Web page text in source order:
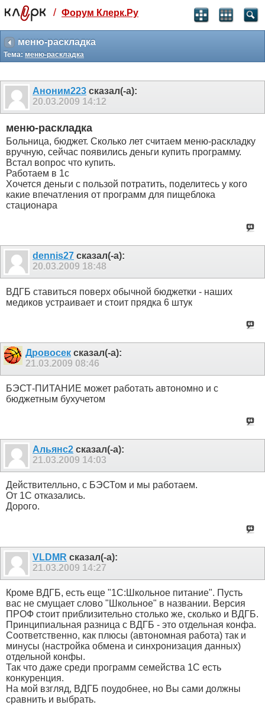
Святые угодники, Клерк без рекламы
прекрасен:)
месяц
3 месяца
259
₽
-10%
499 ₽
-15%
Отмена Оплатить
/ Форум Клерк.Ру
меню-раскладка
Тема: меню-раскладка
Аноним223 сказал(-а):
20.03.2009 14:12
меню-раскладка
Больница, бюджет. Сколько лет считаем меню-раскладку
вручную, сейчас появились деньги купить программу.
Встал вопрос что купить.
Работаем в 1с
Хочется деньги с пользой потратить, поделитесь у кого
какие впечатления от программ для пищеблока
стационара
dennis27 сказал(-а):
20.03.2009 18:48
ВДГБ ставиться поверх обычной бюджетки - наших
медиков устраивает и стоит прядка 6 штук
Дровосек сказал(-а):
21.03.2009 08:46
БЭСТ-ПИТАНИЕ может работать автономно и с
бюджетным бухучетом
Альянс2 сказал(-а):
21.03.2009 14:03
Действителльно, с БЭСТом и мы работаем.
От 1С отказались.
Дорого.
VLDMR сказал(-а):
21.03.2009 14:27
Кроме ВДГБ, есть еще "1С:Школьное питание". Пусть
вас не смущает слово "Школьное" в названии. Версия
ПРОФ стоит приблизительно столько же, сколько и ВДГБ.
Принципиальная разница с ВДГБ - это отдельная конфа.
Соответственно, как плюсы (автономная работа) так и
минусы (настройка обмена и синхронизация данных)
отдельной конфы.
Так что даже среди программ семейства 1С есть
конкуренция.
На мой взгляд, ВДГБ поудобнее, но Вы сами должны
сравнить и выбрать.